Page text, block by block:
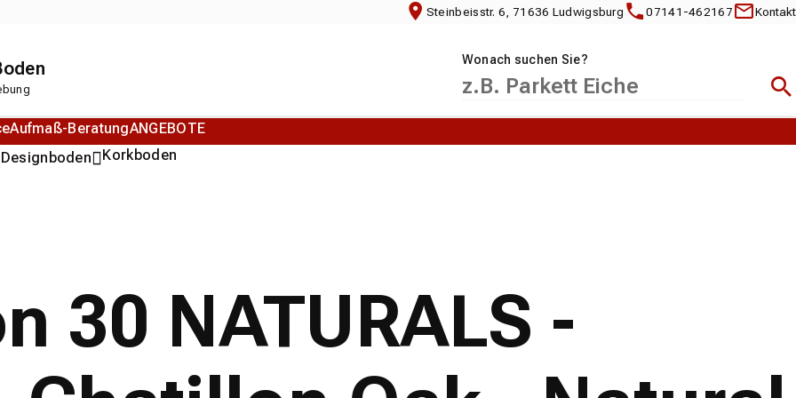
Steinbeisstr. 6, 71636 Ludwigsburg 07141-462167 Kontakt
Wonach suchen Sie?
Designboden Korkboden
Aufmaß-BeratungANGEBOTE
30 NATURALS -